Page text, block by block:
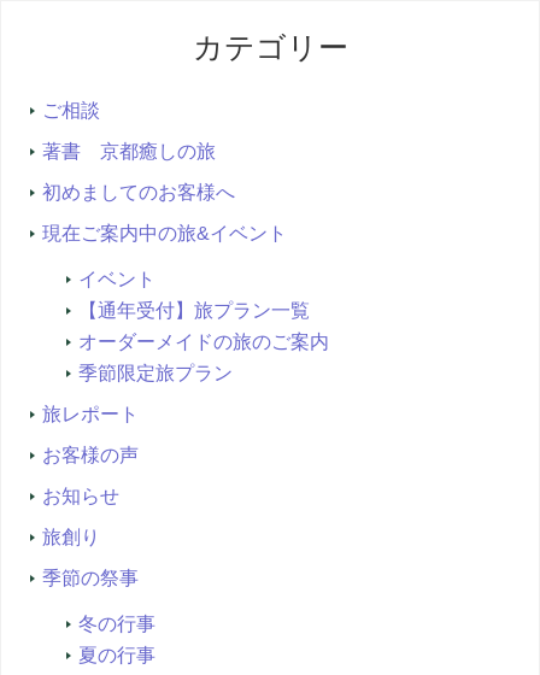
カテゴリー
ご相談
著書 京都癒しの旅
初めましてのお客様へ
現在ご案内中の旅&イベント
イベント
【通年受付】旅プラン一覧
オーダーメイドの旅のご案内
季節限定旅プラン
旅レポート
お客様の声
お知らせ
旅創り
季節の祭事
冬の行事
夏の行事